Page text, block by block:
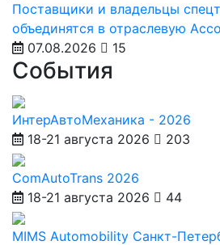
Поставщики и владельцы
объединятся в отраслевую
07.08.2026
15
События
ИнтерАвтоМеханика - 2026
18-21 августа 2026
203
ComAutoTrans 2026
18-21 августа 2026
44
MIMS Automobility Санкт-